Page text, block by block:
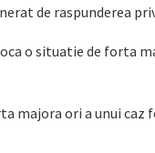
de raspunderea
o situatie de forta
majora ori a unui caz